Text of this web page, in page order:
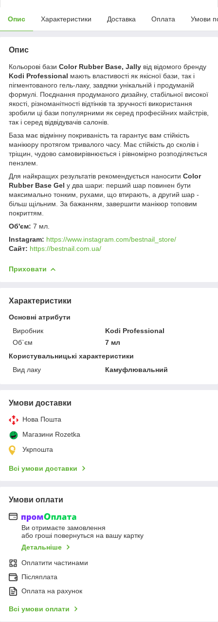
Опис Характеристики Доставка Оплата Умови
Опис
Кольорові бази Color Rubber Base, Jally від відомого бренду
Kodi Professional мають властивості як якісної бази, так і
пігментованого гель-лаку, завдяки унікальній і продуманій
формулі. Поєднання продуманого дизайну, стабільної високої
якості, різноманітності відтінків та зручності використання
зробили ці бази популярними як серед професійних майстрів,
так і серед відвідувачів салонів.
База має відмінну покриваність та гарантує вам стійкість
манікюру протягом тривалого часу. Має стійкість до сколів і
тріщин, чудово самовирівнюється і рівномірно розподіляється
пензлем.
Для найкращих результатів рекомендується наносити Color
Rubber Base Gel у два шари: перший шар повинен бути
максимально тонким, рухами, що втирають, а другий шар -
більш щільним. За бажанням, завершити манікюр топовим
покриттям.
Об'єм: 7 мл.
Instagram: https://www.instagram.com/bestnail_store/
Сайт: https://bestnail.com.ua/
Приховати
Характеристики
Основні атрибути
Виробник
Kodi Professional
Об`єм
7 мл
Користувальницькі характеристики
Вид лаку
Камуфлювальний
Умови доставки
Нова Пошта
Магазини Rozetka
Укрпошта
Всі умови доставки
Умови оплати
Ви отримаєте замовлення
або гроші повернуться на вашу картку
Детальніше
Оплатити частинами
Післяплата
Оплата на рахунок
Всі умови оплати